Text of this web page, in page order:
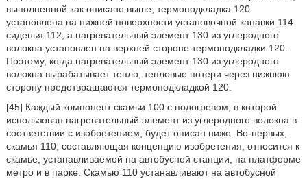
выполненной как описано выше, термоподкладка 120
установлена на нижней поверхности установочной канавки 114
сиденья 112, а нагревательный элемент 130 из углеродного
волокна установлен на верхней стороне термоподкладки 120.
Поэтому, когда нагревательный элемент 130 из углеродного
волокна вырабатывает тепло, тепловые потери через нижнюю
сторону предотвращаются термоподкладкой 120.
[45] Каждый компонент скамьи 100 с подогревом, в которой
использован нагревательный элемент из углеродного волокна в
соответствии с изобретением, будет описан ниже. Во-первых,
скамья 110, составляющая концепцию изобретения, относится к
скамье, устанавливаемой на автобусной станции, на платформе
метро и в парке. Скамью 110 устанавливают на автобусной